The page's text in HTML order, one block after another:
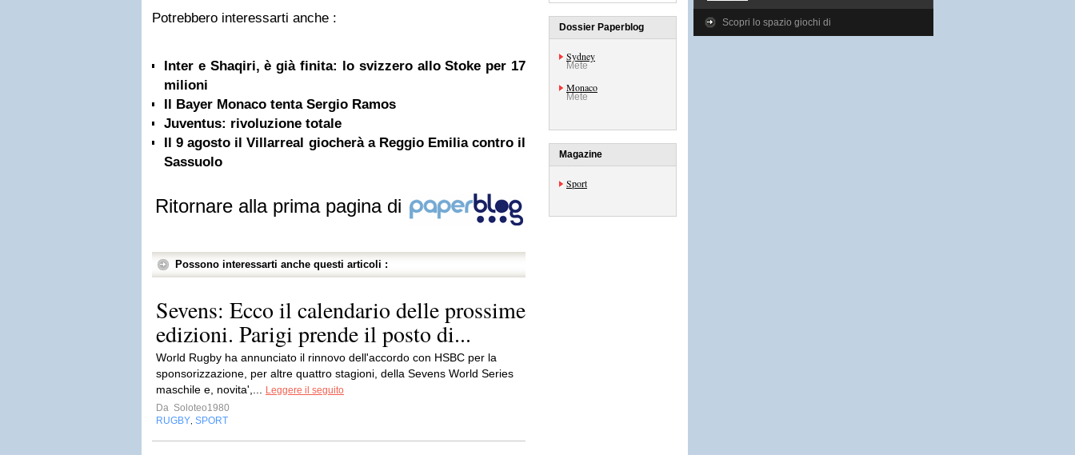
Potrebbero interessarti anche :
Inter e Shaqiri, è già finita: lo svizzero allo Stoke per 17
milioni
Il Bayer Monaco tenta Sergio Ramos
Juventus: rivoluzione totale
Il 9 agosto il Villarreal giocherà a Reggio Emilia contro il
Sassuolo
Ritornare alla prima pagina di
Possono interessarti anche questi articoli :
Sevens: Ecco il calendario delle prossime
edizioni. Parigi prende il posto di...
World Rugby ha annunciato il rinnovo dell'accordo con HSBC per la
sponsorizzazione, per altre quattro stagioni, della Sevens World Series
maschile e, novita',...
Leggere il seguito
Da Soloteo1980
RUGBY SPORT
Dossier Paperblog
Sydney
Mete
Monaco
Mete
Magazine
Sport
Scopri lo spazio giochi di